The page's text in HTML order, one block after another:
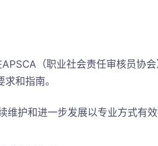
（职业社会责任审核员协
和指南。
维护和进一步发展以专业方式有